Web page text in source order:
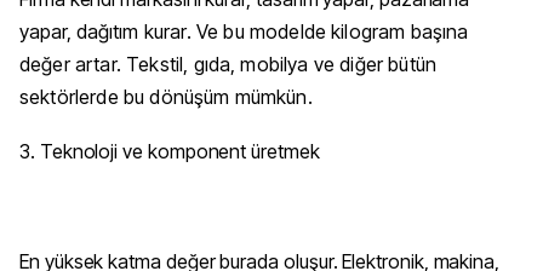
yapar, dağıtım kurar. Ve bu modelde kilogram başına
değer artar. Tekstil, gıda, mobilya ve diğer bütün
sektörlerde bu dönüşüm mümkün.
3. Teknoloji ve komponent üretmek
En yüksek katma değer burada oluşur. Elektronik, makina,